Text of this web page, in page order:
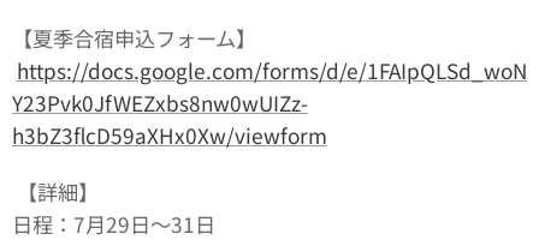
【夏季合宿申込フォーム】
https://docs.google.com/forms/d/e/1FAIpQLSd_woN
Y23Pvk0JfWEZxbs8nw0wUIZz-
h3bZ3flcD59aXHx0Xw/viewform
【詳細】
日程：7月29日〜31日